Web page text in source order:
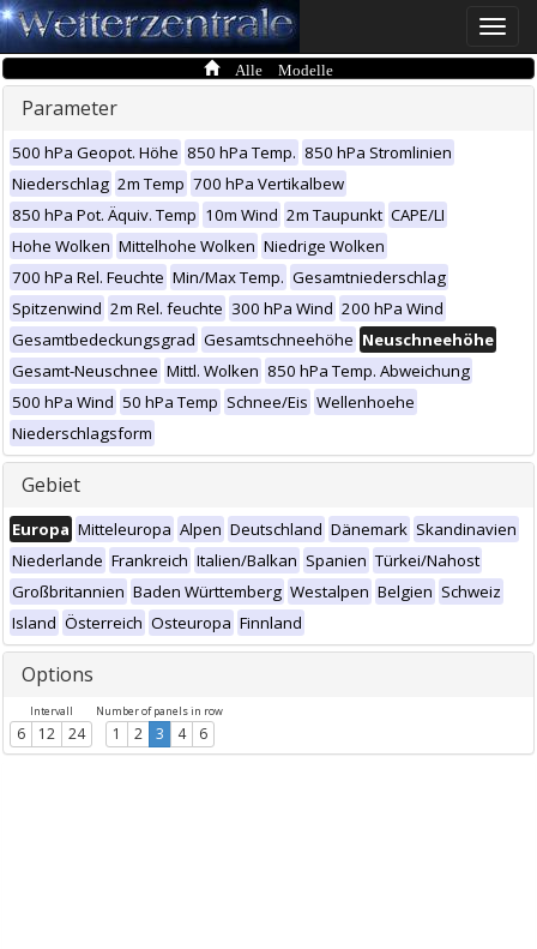
Toggle
Alle Modelle
Parameter
500 hPa Geopot. Höhe 850 hPa Temp. 850 hPa Stromlinien
Niederschlag 2m Temp 700 hPa Vertikalbew
850 hPa Pot. Äquiv. Temp 10m Wind 2m Taupunkt CAPE/LI
Hohe Wolken Mittelhohe Wolken Niedrige Wolken
700 hPa Rel. Feuchte Min/Max Temp. Gesamtniederschlag
Spitzenwind 2m Rel. feuchte 300 hPa Wind 200 hPa Wind
Gesamtbedeckungsgrad Gesamtschneehöhe Neuschneehöhe
Gesamt-Neuschnee Mittl. Wolken 850 hPa Temp. Abweichung
500 hPa Wind 50 hPa Temp Schnee/Eis Wellenhoehe
Niederschlagsform
Gebiet
Europa Mitteleuropa Alpen Deutschland Dänemark Skandinavien
Niederlande Frankreich Italien/Balkan Spanien Türkei/Nahost
Großbritannien Baden Württemberg Westalpen Belgien Schweiz
Island Österreich Osteuropa Finnland
Options
Intervall
6 12 24
Number of panels in row
1 2 3 4 6